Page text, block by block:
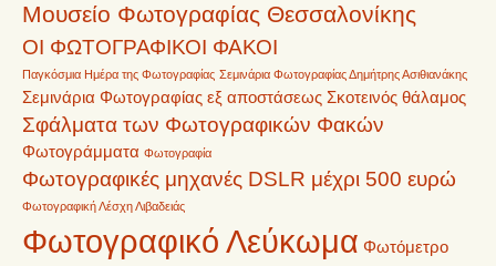
Μουσείο Φωτογραφίας Θεσσαλονίκης
ΟΙ ΦΩΤΟΓΡΑΦΙΚΟΙ ΦΑΚΟΙ
Παγκόσμια Ημέρα της Φωτογραφίας Σεμινάρια Φωτογραφίας Δημήτρης Ασιθιανάκης
Σεμινάρια Φωτογραφίας εξ αποστάσεως Σκοτεινός θάλαμος
Σφάλματα των Φωτογραφικών Φακών
Φωτογράμματα Φωτογραφία
Φωτογραφικές μηχανές DSLR μέχρι 500 ευρώ
Φωτογραφική Λέσχη Λιβαδειάς
Φωτογραφικό Λεύκωμα Φωτόμετρο